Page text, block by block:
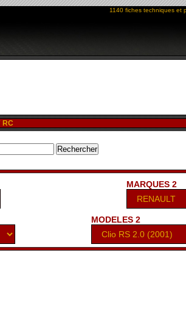
1140 fiches techniques et
RC
MARQUES 2
MODELES 2